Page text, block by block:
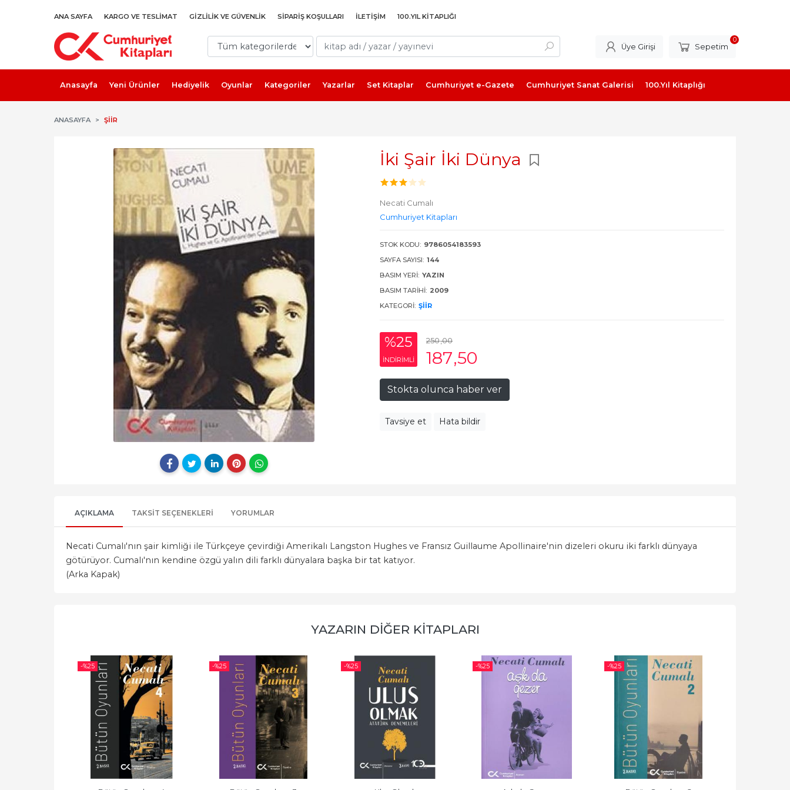
ANA SAYFA KARGO VE TESLIMAT GIZLILIK VE GÜVENLIK SIPARIŞ KOŞULLARI İLETIŞIM 100.YIL KITAPLIĞI
Üye Girişi Sepetim
0
Anasayfa Yeni Ürünler Hediyelik Oyunlar Kategoriler Yazarlar Set Kitaplar Cumhuriyet e-Gazete Cumhuriyet Sanat Galerisi 100.Yıl Kitaplığı
ANASAYFA ŞIIR
İki Şair İki Dünya
Necati Cumalı
Cumhuriyet Kitapları
STOK KODU: 9786054183593
SAYFA SAYISI: 144
BASIM YERI: YAZIN
BASIM TARIHI: 2009
KATEGORI: ŞIIR
%25
INDIRIMLI
250,00
187,50
Stokta olunca haber ver
Tavsiye et Hata bildir
AÇIKLAMA TAKSIT SEÇENEKLERI YORUMLAR
Necati Cumalı'nın şair kimliği ile Türkçeye çevirdiği Amerikalı Langston Hughes ve Fransız Guillaume Apollinaire'nin dizeleri okuru iki farklı dünyaya
götürüyor. Cumalı'nın kendine özgü yalın dili farklı dünyalara başka bir tat katıyor.
(Arka Kapak)
YAZARIN DIĞER KITAPLARI
-%25 -%25 -%25 -%25 -%25